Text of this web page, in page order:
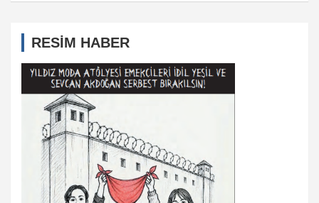
RESİM HABER